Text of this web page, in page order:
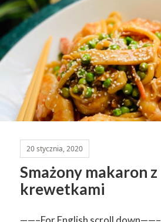
20 stycznia, 2020
Smażony makaron z
krewetkami